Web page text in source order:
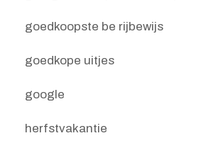
goedkoopste be rijbewijs
goedkope uitjes
google
herfstvakantie